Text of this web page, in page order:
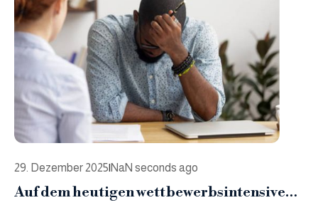
was Unternehmen stattdessen besser tun
können.
29. Dezember 2025|NaN seconds ago
Auf dem heutigen wettbewerbsintensiven